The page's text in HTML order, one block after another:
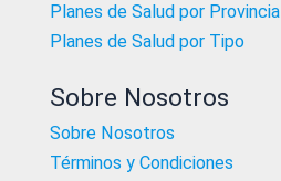
Planes de Salud por Provincia
Planes de Salud por Tipo
Sobre Nosotros
Sobre Nosotros
Términos y Condiciones